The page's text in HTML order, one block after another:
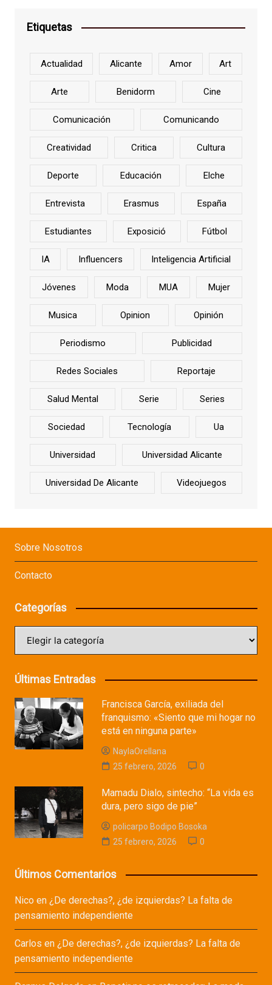
Etiquetas
Actualidad Alicante Amor Art
Arte Benidorm Cine
Comunicación Comunicando
Creatividad Critica Cultura
Deporte Educación Elche
Entrevista Erasmus España
Estudiantes Exposició Fútbol
IA Influencers Inteligencia Artificial
Jóvenes Moda MUA Mujer
Musica Opinion Opinión
Periodismo Publicidad
Redes Sociales Reportaje
Salud Mental Serie Series
Sociedad Tecnología Ua
Universidad Universidad Alicante
Universidad De Alicante Videojuegos
Sobre Nosotros
Contacto
Categorías
Últimas Entradas
Francisca García, exiliada del
franquismo: «Siento que mi hogar no
está en ninguna parte»
NaylaOrellana
25 febrero, 2026
0
Mamadu Dialo, sintecho: “La vida es
dura, pero sigo de pie”
policarpo Bodipo Bosoka
25 febrero, 2026
0
Últimos Comentarios
Nicoen ¿De derechas?, ¿de izquierdas? La falta de
pensamiento independiente
Carlos en ¿De derechas?, ¿de izquierdas? La falta de
pensamiento independiente